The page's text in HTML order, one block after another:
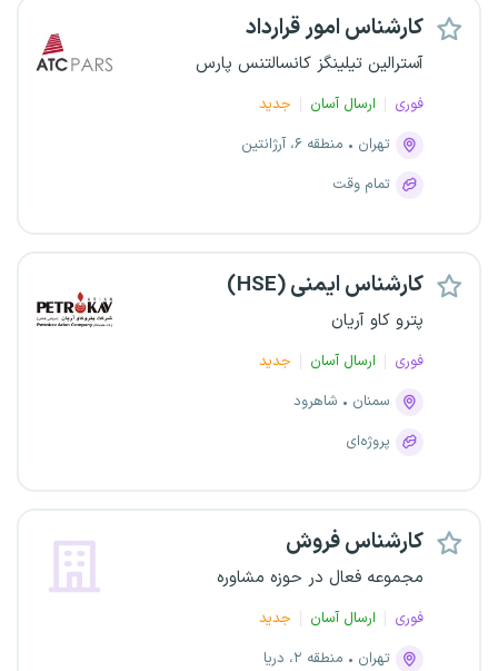
کارشناس امور قرارداد
آسترالین تیلینگز کانسالتنس پارس
فوری ارسال آسان
جدید
تهران
منطقه ۶، آرژانتین
تمام وقت
کارشناس ایمنی (HSE)
پترو کاو آریان
فوری ارسال آسان
جدید
سمنان
شاهرود
پروژه‌ای
کارشناس فروش
مجموعه فعال در حوزه مشاوره
فوری ارسال آسان
جدید
تهران
منطقه ۲، دریا